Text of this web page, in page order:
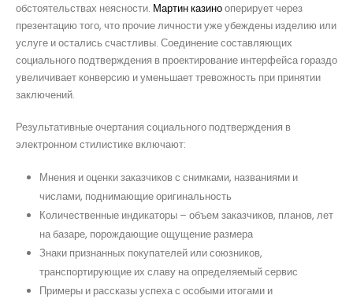
обстоятельствах неясности. Мартин казинооперирует через
презентацию того, что прочие личности уже убеждены изделию или
услуге и остались счастливы. Соединение составляющих
социального подтверждения в проектирование интерфейса гораздо
увеличивает конверсию и уменьшает тревожность при принятии
заключений.
Результативные очертания социального подтверждения в
электронном стилистике включают:
Мнения и оценки заказчиков с снимками, названиями и
числами, поднимающие оригинальность
Количественные индикаторы – объем заказчиков, планов, лет
на базаре, порождающие ощущение размера
Знаки признанных покупателей или союзников,
транспортирующие их славу на определяемый сервис
Примеры и рассказы успеха с особыми итогами и